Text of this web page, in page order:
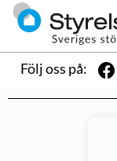
Följ oss på: